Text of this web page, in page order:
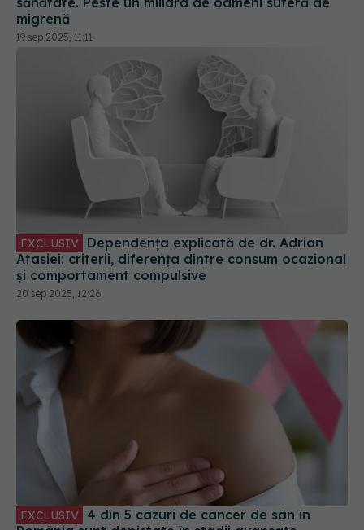
migrenă
19 sep 2025, 11:11
EXCLUSIV
Atasiei: criterii, diferența dintre consum ocazional
și comportament compulsive
20 sep 2025, 12:26
EXCLUSIV 4 din 5 cazuri de cancer de sân în
România sunt depistate în stadii avansate